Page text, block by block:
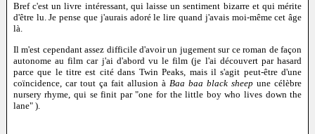
Bref c'est un livre intéressant, qui laisse un sentiment bizarre et qui mérite
d'être lu. Je pense que j'aurais adoré le lire quand j'avais moi-même cet âge
là.
Il m'est cependant assez difficile d'avoir un jugement sur ce roman de façon
autonome au film car j'ai d'abord vu le film (je l'ai découvert par hasard
parce que le titre est cité dans Twin Peaks, mais il s'agit peut-être d'une
coïncidence, car tout ça fait allusion à Baa baa black sheep une célèbre
nursery rhyme, qui se finit par "one for the little boy who lives down the
lane" ).